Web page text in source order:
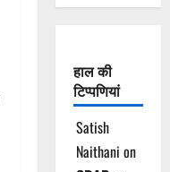
हाल की
टिप्पणियां
Satish
Naithani on